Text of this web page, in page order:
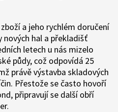
a jeho rychlém doručení
nových hal a překladišť
letech u nás mizelo
půdy, což odpovídá 25
právě výstavba skladových
Přestože se často hovoří
připravují se další obří